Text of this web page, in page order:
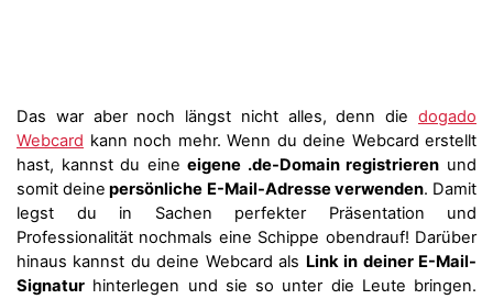
Das war aber noch längst nicht alles, denn die dogado
Webcard kann noch mehr. Wenn du deine Webcard erstellt
hast, kannst du eineeigene .de-Domain registrieren und
somit deine persönliche E-Mail-Adresse verwenden. Damit
legst du in Sachen perfekter Präsentation und
Professionalität nochmals eine Schippe obendrauf! Darüber
hinaus kannst du deine Webcard als Link in deiner E-Mail-
Signatur hinterlegen und sie so unter die Leute bringen.